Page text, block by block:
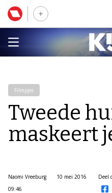
Filmpjes
Tweede
maskeert
Naomi Vreeburg
10 mei 2016
09:46
Deel